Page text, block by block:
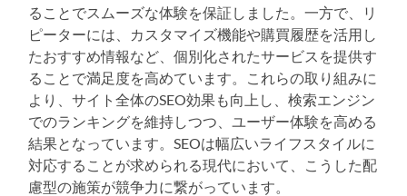
ることでスムーズな体験を保証しました。一方で、リ
ピーターには、カスタマイズ機能や購買履歴を活用し
たおすすめ情報など、個別化されたサービスを提供す
ることで満足度を高めています。これらの取り組みに
より、サイト全体のSEO効果も向上し、検索エンジン
でのランキングを維持しつつ、ユーザー体験を高める
結果となっています。SEOは幅広いライフスタイルに
対応することが求められる現代において、こうした配
慮型の施策が競争力に繋がっています。